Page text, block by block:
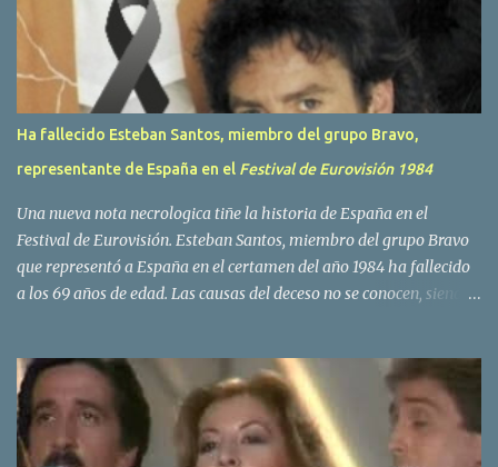
s
Ha fallecido Esteban Santos, miembro del grupo Bravo,
representante de España en el Festival de Eurovisión 1984
Una nueva nota necrologica tiñe la historia de España en el
Festival de Eurovisión. Esteban Santos, miembro del grupo Bravo
que representó a España en el certamen del año 1984 ha fallecido
a los 69 años de edad. Las causas del deceso no se conocen, siendo
traves de las redes sociales. Nacido en Tolosa en 1951, durante su
epoca universitaria en la carrera de empresariales conoció al
estudiante de medicina Luis Villar, comenzando a actuar
juntos,Santos a la guitarra y Villar al piano, sin atreverse a dar el